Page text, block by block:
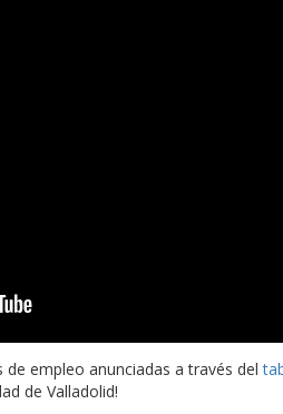
de empleo anunciadas a través del
de Valladolid!